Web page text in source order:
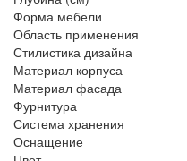
Форма мебели
Область применения
Стилистика дизайна
Материал корпуса
Материал фасада
Фурнитура
Система хранения
Оснащение